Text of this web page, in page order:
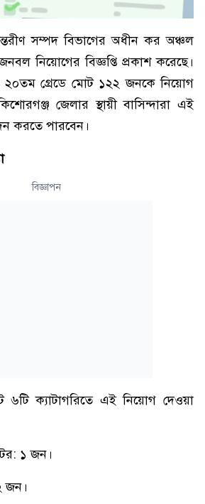
সম্পদ বিভাগের অধীন কর অঞ্চল
নিয়োগের বিজ্ঞপ্তি প্রকাশ করেছে।
২০তম গ্রেডে মোট ১২২ জনকে নিয়োগ
জেলার স্থায়ী বাসিন্দারা এই
করতে পারবেন।
বিজ্ঞাপন
৬টি ক্যাটাগরিতে এই নিয়োগ দেওয়া
১ জন।
জন।